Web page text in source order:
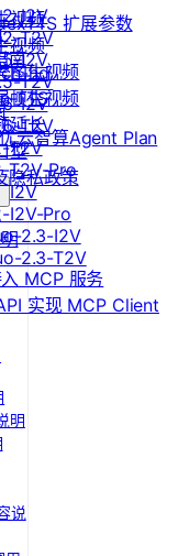
视频
视频
图生视频
帧生视频
延长
型
I2V
T2V
I2V
T2V
I2V
T2V
T2V
T2V-Pro
I2V
I2V-Pro
2.3-I2V
2.3-T2V
扩展参数
hd
TTS
南
云智算Agent Plan
MCP 服务
实现 MCP Client
隐私政策
明
说